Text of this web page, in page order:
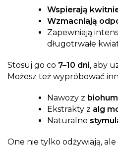
Wspierają
Wzmacniają
Zapewniają
długotrwałe
Stosuj go co 7–10 dni, aby
Możesz też wypróbować
Nawozy z
Ekstrakty z alg
Naturalne
One nie tylko odżywiają,